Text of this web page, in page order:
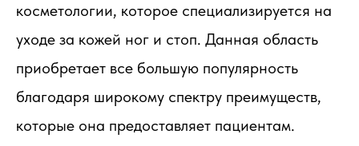
косметологии, которое специализируется на
уходе за кожей ног и стоп. Данная область
приобретает все большую популярность
благодаря широкому спектру преимуществ,
которые она предоставляет пациентам.